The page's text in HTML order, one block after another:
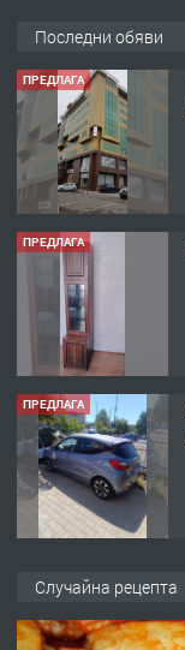
Последни обяви
ПРЕДЛАГА
ПРЕДЛАГА
ПРЕДЛАГА
Случайна рецепта